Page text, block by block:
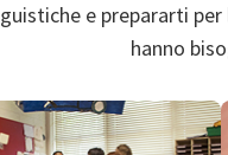
e prepararti
hanno